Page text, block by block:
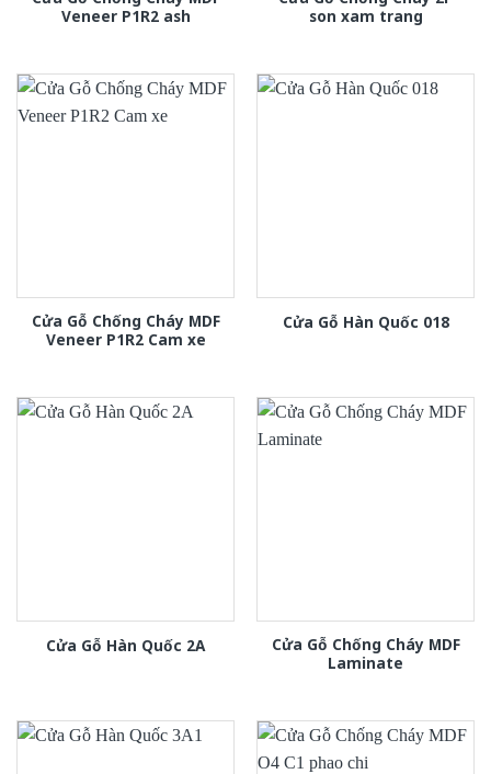
Veneer P1R2 ash
son xam trang
Cửa Gỗ Chống Cháy MDF
Veneer P1R2 Cam xe
Cửa Gỗ Hàn Quốc 018
Cửa Gỗ Hàn Quốc 2A
Cửa Gỗ Chống Cháy MDF
Laminate